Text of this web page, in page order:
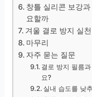
창틀 실리콘 보강
요할까
겨울 결로 방지 실
마무리
자주 묻는 질문
결로 방지 필름
요?
실내 습도를 낮